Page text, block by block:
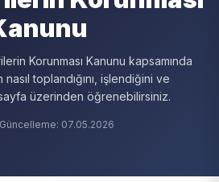
Korunması Kanunu kapsamında
toplandığını, işlendiğini ve
üzerinden öğrenebilirsiniz.
07.05.2026